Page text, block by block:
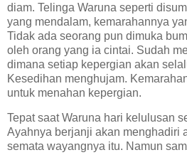
diam. Telinga Waruna seperti
yang mendalam, kemarahannya
Tidak ada seorang pun dimuka
oleh orang yang ia cintai. Sudah
dimana setiap kepergian akan
Kesedihan menghujam.
untuk menahan kepergian.
Tepat saat Waruna hari kelulusan
Ayahnya berjanji akan menghadiri
semata wayangnya itu. Namun